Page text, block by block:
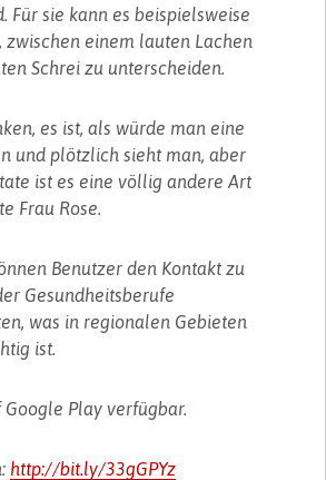
Für sie kann es beispielsweise
zwischen einem lauten Lachen
Schrei zu unterscheiden.
es ist, als würde man eine
und plötzlich sieht man, aber
ist es eine völlig andere Art
Frau Rose.
Benutzer den Kontakt zu
Gesundheitsberufe
was in regionalen Gebieten
ist.
Google Play verfügbar.
http://bit.ly/33gGPYz